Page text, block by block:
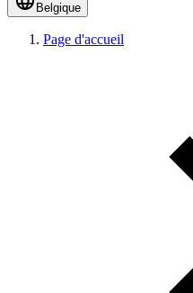
Belgique
Page d'accueil